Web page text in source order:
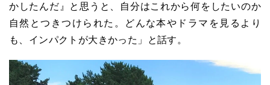
かしたんだ』と思うと、自分はこれから何をしたいのか
自然とつきつけられた。どんな本やドラマを見るより
も、インパクトが大きかった」と話す。